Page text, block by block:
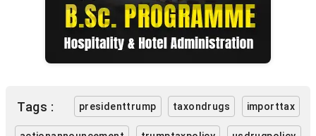
Tags : presidenttrump taxondrugs importtax